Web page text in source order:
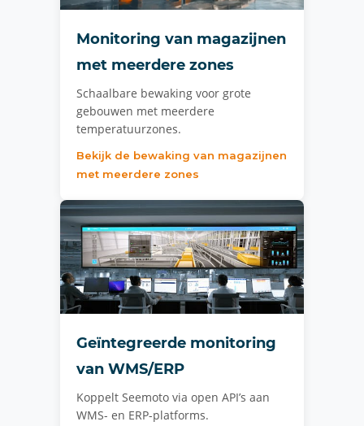
Monitoring van magazijnen
met meerdere zones
Schaalbare bewaking voor grote
gebouwen met meerdere
temperatuurzones.
Bekijk de bewaking van magazijnen
met meerdere zones
Geïntegreerde monitoring
van WMS/ERP
Koppelt Seemoto via open API’s aan
WMS- en ERP-platforms.